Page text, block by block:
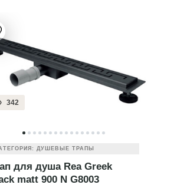
342
ДУШЕВЫЕ ТРАПЫ
для душа Rea Greek
matt 900 N G8003